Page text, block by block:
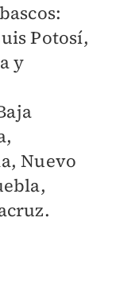
Potosí,
y
Nuevo